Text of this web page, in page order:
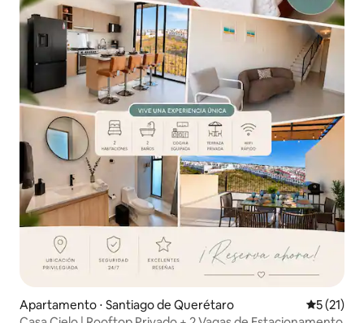
Apartamento ⋅ Santiago de Querétaro 5 de uma
5 (21)